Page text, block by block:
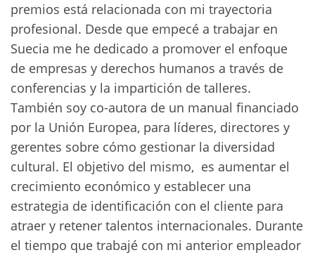
premios está relacionada con mi trayectoria
profesional. Desde que empecé a trabajar en
Suecia me he dedicado a promover el enfoque
de empresas y derechos humanos a través de
conferencias y la impartición de talleres.
También soy co-autora de un manual financiado
por la Unión Europea, para líderes, directores y
gerentes sobre cómo gestionar la diversidad
cultural. El objetivo del mismo, es aumentar el
crecimiento económico y establecer una
estrategia de identificación con el cliente para
atraer y retener talentos internacionales. Durante
el tiempo que trabajé con mi anterior empleador